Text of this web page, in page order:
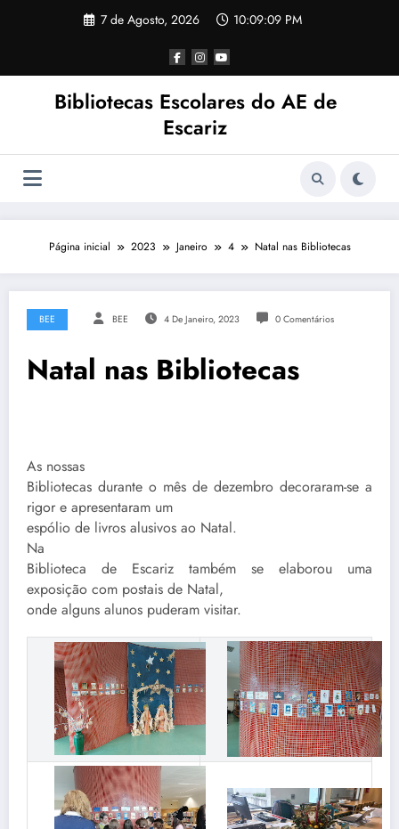
7 de Agosto, 2026 10:09:09 PM
Bibliotecas Escolares do AE de
Escariz
Página inicial 2023 Janeiro 4 Natal nas Bibliotecas
BEE BEE 4 De Janeiro, 2023 0 Comentários
Natal nas Bibliotecas
As nossas
Bibliotecas durante o mês de dezembro decoraram-se a
rigor e apresentaram um
espólio de livros alusivos ao Natal.
Na
Biblioteca de Escariz também se elaborou uma
exposição com postais de Natal,
onde alguns alunos puderam visitar.